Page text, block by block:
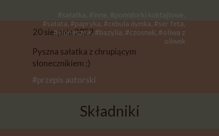
#sałatka, #inne, #pomidorki koktajlowe,
#sałata, #papryka, #cebula dymka, #ser feta,
#słonecznik, #bazylia, #czosnek, #oliwa z
oliwek
20 sierpnia 2022
Pyszna sałatka z chrupiącym
słonecznikiem ;)
#przepis autorski
Składniki